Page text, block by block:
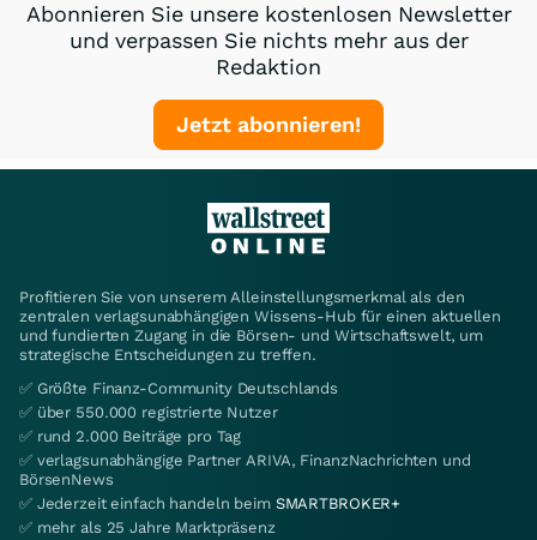
Abonnieren Sie unsere kostenlosen Newsletter
und verpassen Sie nichts mehr aus der
Redaktion
Jetzt abonnieren!
Profitieren Sie von unserem Alleinstellungsmerkmal als den
zentralen verlagsunabhängigen Wissens-Hub für einen aktuellen
und fundierten Zugang in die Börsen- und Wirtschaftswelt, um
strategische Entscheidungen zu treffen.
✅ Größte Finanz-Community Deutschlands
✅ über 550.000 registrierte Nutzer
✅ rund 2.000 Beiträge pro Tag
✅ verlagsunabhängige Partner ARIVA, FinanzNachrichten und
BörsenNews
✅ Jederzeit einfach handeln beim SMARTBROKER+
✅ mehr als 25 Jahre Marktpräsenz